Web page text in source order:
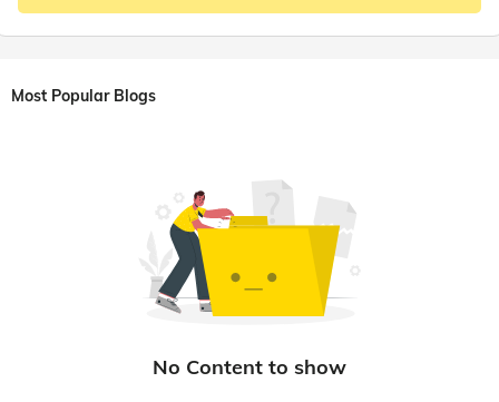
Most Popular Blogs